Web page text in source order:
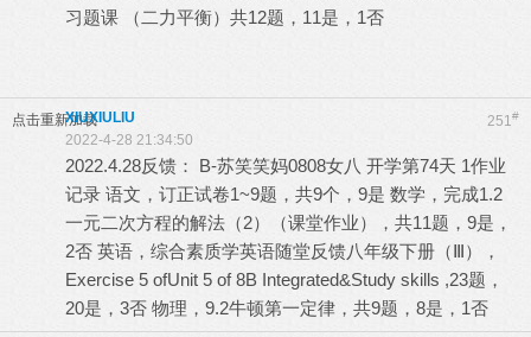
习题课 （二力平衡）共12题，11是，1否
点击重新加载 251#
XIUXIULIU
2022-4-28 21:34:50
2022.4.28反馈： B-苏笑笑妈0808女八 开学第74天 1作业
记录 语文，订正试卷1~9题，共9个，9是 数学，完成1.2
一元二次方程的解法（2）（课堂作业），共11题，9是，
2否 英语，综合素质学英语随堂反馈八年级下册（Ⅲ），
Exercise 5 ofUnit 5 of 8B Integrated&Study skills ,23题，
20是，3否 物理，9.2牛顿第一定律，共9题，8是，1否